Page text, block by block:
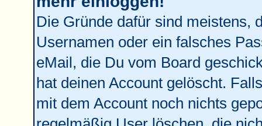
Die Gründe dafür sind meistens,
Usernamen oder ein falsches
eMail, die Du vom Board
hat deinen Account gelöscht.
mit dem Account noch nichts